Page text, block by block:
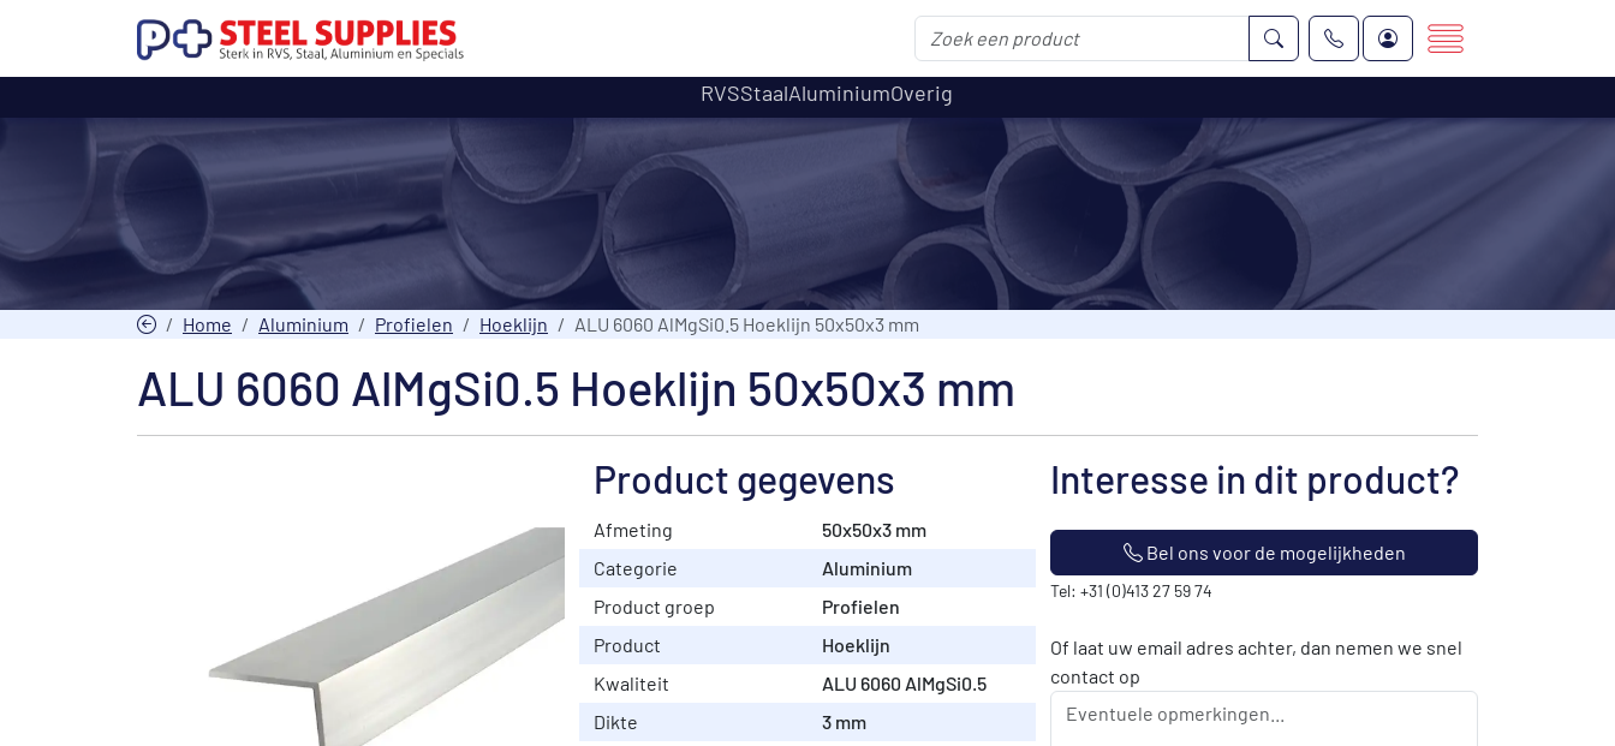
RVSStaalAluminiumOverig
Home Aluminium Profielen Hoeklijn ALU 6060 AlMgSi0.5 Hoeklijn 50x50x3 mm
ALU 6060 AlMgSi0.5 Hoeklijn 50x50x3 mm
Product gegevens
Afmeting
50x50x3 mm
Categorie
Aluminium
Product groep
Profielen
Product
Hoeklijn
Kwaliteit
ALU 6060 AlMgSi0.5
Dikte
3 mm
Interesse in dit product?
Bel ons voor de mogelijkheden
Tel: +31 (0)413 27 59 74
Of laat uw email adres achter, dan nemen we snel
contact op